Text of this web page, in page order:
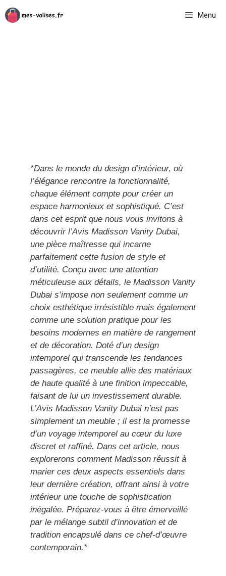
Aller
au
Menu
*Dans le monde du design d’intérieur, où
l’élégance rencontre la fonctionnalité,
chaque élément compte pour créer un
espace harmonieux et sophistiqué. C’est
dans cet esprit que nous vous invitons à
découvrir l’Avis Madisson Vanity Dubai,
une pièce maîtresse qui incarne
parfaitement cette fusion de style et
d’utilité. Conçu avec une attention
méticuleuse aux détails, le Madisson Vanity
Dubai s’impose non seulement comme un
choix esthétique irrésistible mais également
comme une solution pratique pour les
besoins modernes en matière de rangement
et de décoration. Doté d’un design
intemporel qui transcende les tendances
passagères, ce meuble allie des matériaux
de haute qualité à une finition impeccable,
faisant de lui un investissement durable.
L’Avis Madisson Vanity Dubai n’est pas
simplement un meuble ; il est la promesse
d’un voyage intemporel au cœur du luxe
discret et raffiné. Dans cet article, nous
explorerons comment Madisson réussit à
marier ces deux aspects essentiels dans
leur dernière création, offrant ainsi à votre
intérieur une touche de sophistication
inégalée. Préparez-vous à être émerveillé
par le mélange subtil d’innovation et de
tradition encapsulé dans ce chef-d’œuvre
contemporain.*